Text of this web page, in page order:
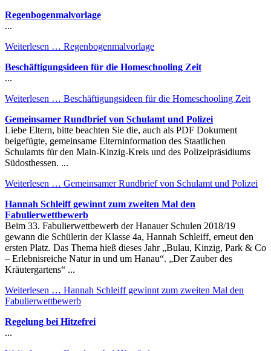
Regenbogenmalvorlage
...
Weiterlesen … Regenbogenmalvorlage
Beschäftigungsideen für die Homeschooling Zeit
...
Weiterlesen … Beschäftigungsideen für die Homeschooling Zeit
Gemeinsamer Rundbrief von Schulamt und Polizei
Liebe Eltern, bitte beachten Sie die, auch als PDF Dokument
beigefügte, gemeinsame Elterninformation des Staatlichen
Schulamts für den Main-Kinzig-Kreis und des Polizeipräsidiums
Südosthessen. ...
Weiterlesen … Gemeinsamer Rundbrief von Schulamt und Polizei
Hannah Schleiff gewinnt zum zweiten Mal den
Fabulierwettbewerb
Beim 33. Fabulierwettbewerb der Hanauer Schulen 2018/19
gewann die Schülerin der Klasse 4a, Hannah Schleiff, erneut den
ersten Platz. Das Thema hieß dieses Jahr „Bulau, Kinzig, Park & Co
– Erlebnisreiche Natur in und um Hanau“. „Der Zauber des
Kräutergartens“ ...
Weiterlesen … Hannah Schleiff gewinnt zum zweiten Mal den
Fabulierwettbewerb
Regelung bei Hitzefrei
...